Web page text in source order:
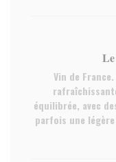
Vin de
équilibrée, avec
parfois une